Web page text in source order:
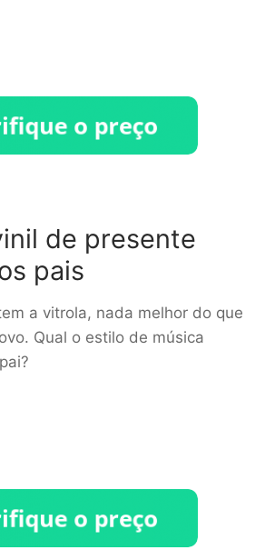
de presente
pais
a vitrola, nada melhor do que
Qual o estilo de música